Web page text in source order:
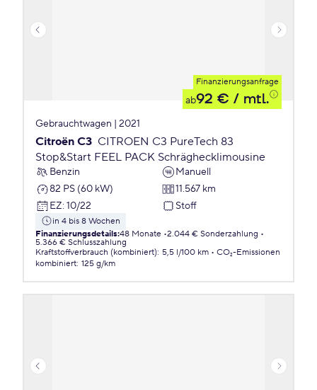
Finanzierungsanfrage
ab92 € / mtl.
Gebrauchtwagen | 2021
Citroën C3 CITROEN C3 PureTech 83
Stop&Start FEEL PACK Schräghecklimousine
Benzin
Manuell
82 PS (60 kW)
11.567 km
EZ: 10/22 Stoff
in 4 bis 8 Wochen
Finanzierungsdetails:48 Monate 2.044 € Sonderzahlung
5.366 € Schlusszahlung
Kraftstoffverbrauch (kombiniert): 5,5 l/100 km
CO₂-Emissionen
kombiniert: 125 g/km